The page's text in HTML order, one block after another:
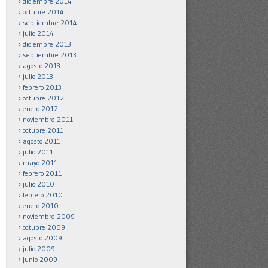
octubre 2014
septiembre 2014
julio 2014
diciembre 2013
septiembre 2013
agosto 2013
julio 2013
febrero 2013
octubre 2012
enero 2012
noviembre 2011
octubre 2011
agosto 2011
julio 2011
mayo 2011
febrero 2011
julio 2010
febrero 2010
enero 2010
noviembre 2009
octubre 2009
agosto 2009
julio 2009
junio 2009